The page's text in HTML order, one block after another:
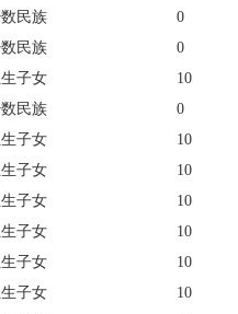
民族
0
民族
0
子女
10
民族
0
子女
10
子女
10
子女
10
子女
10
子女
10
子女
10